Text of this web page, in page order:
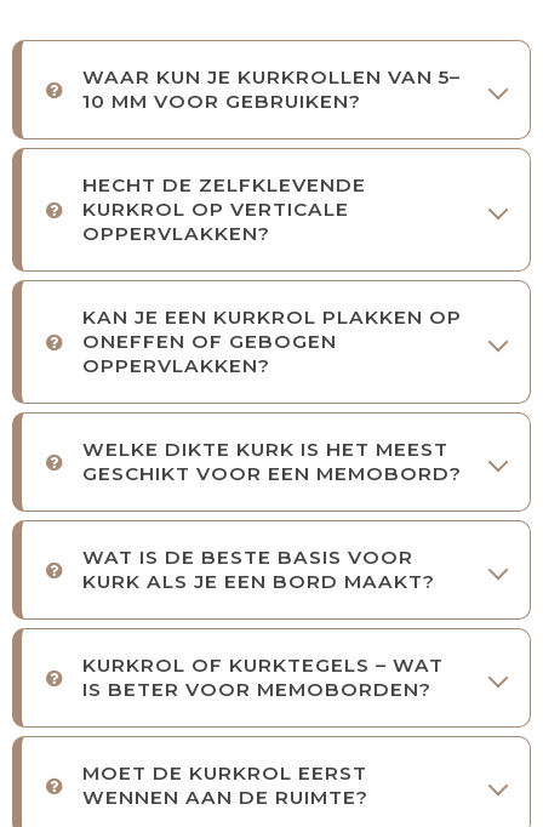
WAAR KUN JE KURKROLLEN VAN 5–
10 MM VOOR GEBRUIKEN?
HECHT DE ZELFKLEVENDE
KURKROL OP VERTICALE
OPPERVLAKKEN?
KAN JE EEN KURKROL PLAKKEN OP
ONEFFEN OF GEBOGEN
OPPERVLAKKEN?
WELKE DIKTE KURK IS HET MEEST
GESCHIKT VOOR EEN MEMOBORD?
WAT IS DE BESTE BASIS VOOR
KURK ALS JE EEN BORD MAAKT?
KURKROL OF KURKTEGELS – WAT
IS BETER VOOR MEMOBORDEN?
MOET DE KURKROL EERST
WENNEN AAN DE RUIMTE?